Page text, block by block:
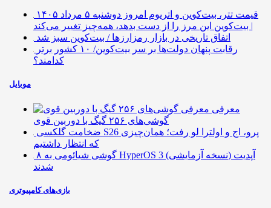
قیمت تتر، بیت‌کوین و اتریوم امروز دوشنبه ۵ مرداد ۱۴۰۵
| بیت‌کوین این مرز را از دست بدهد، همه‌چیز تغییر می‌کند
اتفاق تاریخی در بازار رمزارزها / بیت‌کوین سبز شد
رقابت پنهان دولت‌ها بر سر بیت‌کوین/ ۱۰ کشور برتر
کدامند؟
موبایل
معرفی
گوشی‌های ۲۵۶ گیگ با دوربین قوی
ضخامت گلکسی S26 پرو، اج و اولترا لو رفت؛ همان‌چیزی
که انتظار داشتیم
۸ گوشی شیائومی به HyperOS 3 (نسخه آزمایشی) آپدیت
شدند
بازی‌های کامپیوتری